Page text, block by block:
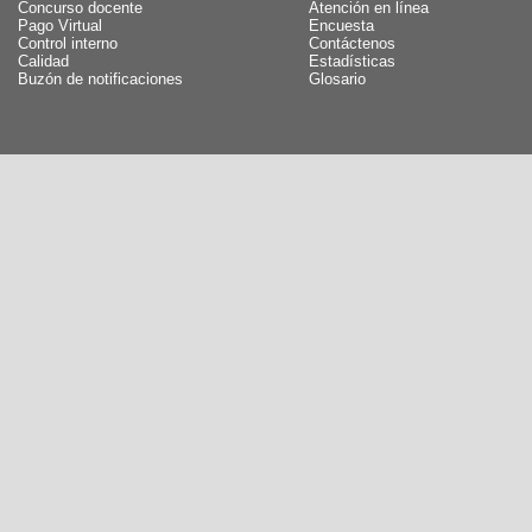
Concurso docente
Pago Virtual
Control interno
Calidad
Buzón de notificaciones
Atención en línea
Encuesta
Contáctenos
Estadísticas
Glosario